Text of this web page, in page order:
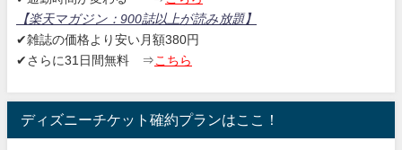
【楽天マガジン： 900誌以上が読み放題】
✔雑誌の価格より安い月額380円
✔さらに31日間無料 ⇒ こちら
ディズニーチケット確約プランはここ！